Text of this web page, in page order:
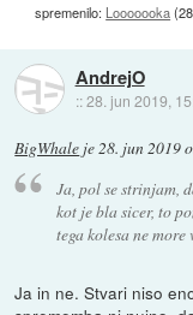
spremenilo: Looooooka(
AndrejO
::28. jun 2019,
BigWhale je28. jun 2019
Ja, pol se strinjam,
kot je bla sicer, to
tega kolesa ne more
Ja in ne. Stvari niso